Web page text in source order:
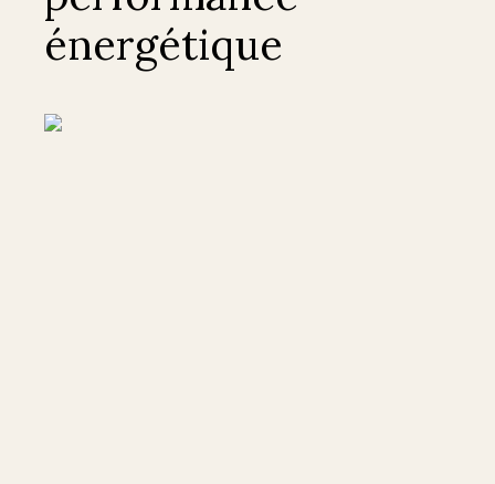
énergétique